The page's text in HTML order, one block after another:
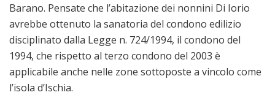
Barano. Pensate che l’abitazione dei nonnini Di Iorio
avrebbe ottenuto la sanatoria del condono edilizio
disciplinato dalla Legge n. 724/1994, il condono del
1994, che rispetto al terzo condono del 2003 è
applicabile anche nelle zone sottoposte a vincolo come
l’isola d’Ischia.